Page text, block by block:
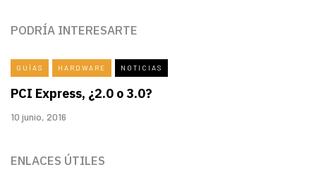
PODRÍA INTERESARTE
GUÍAS HARDWARE NOTICIAS
PCI Express, ¿2.0 o 3.0?
10 junio, 2016
ENLACES ÚTILES